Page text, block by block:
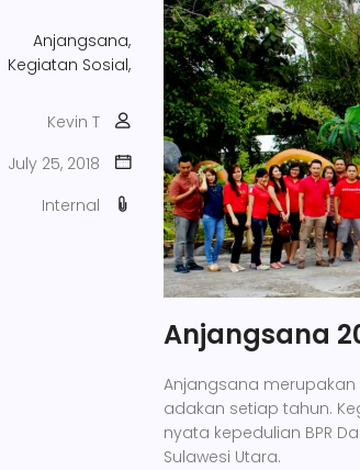
Anjangsana,
Kegiatan Sosial,
Kevin T
July 25, 2018
Internal
Anjangsana
Anjangsana merupakan
adakan setiap tahun.
nyata kepedulian BPR
Sulawesi Utara.